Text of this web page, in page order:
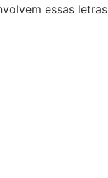
essas letras